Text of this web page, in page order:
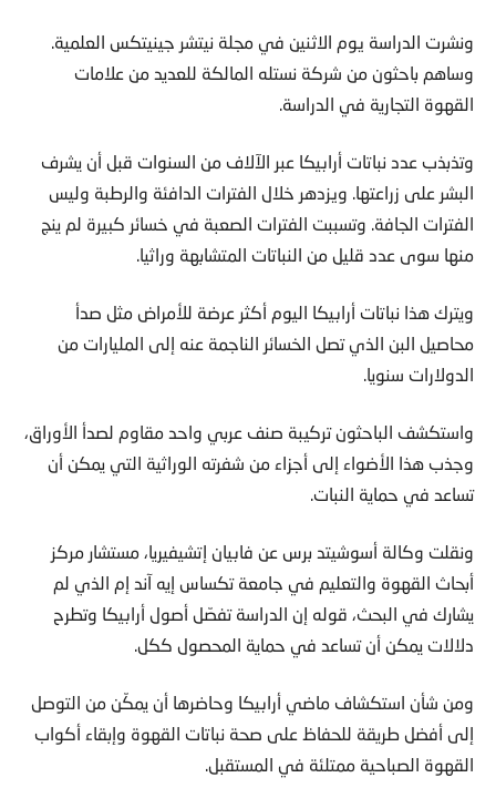
ونشرت الدراسة يوم الاثنين في مجلة نيتشر جينيتكس العلمية.
وساهم باحثون من شركة نستله المالكة للعديد من علامات
القهوة التجارية في الدراسة.
وتذبذب عدد نباتات أرابيكا عبر الآلاف من السنوات قبل أن يشرف
البشر على زراعتها. ويزدهر خلال الفترات الدافئة والرطبة وليس
الفترات الجافة. وتسببت الفترات الصعبة في خسائر كبيرة لم ينج
منها سوى عدد قليل من النباتات المتشابهة وراثيا.
ويترك هذا نباتات أرابيكا اليوم أكثر عرضة للأمراض مثل صدأ
محاصيل البن الذي تصل الخسائر الناجمة عنه إلى المليارات من
الدولارات سنويا.
واستكشف الباحثون تركيبة صنف عربي واحد مقاوم لصدأ الأوراق،
وجذب هذا الأضواء إلى أجزاء من شفرته الوراثية التي يمكن أن
تساعد في حماية النبات.
ونقلت وكالة أسوشيتد برس عن فابيان إتشيفيريا، مستشار مركز
أبحاث القهوة والتعليم في جامعة تكساس إيه آند إم الذي لم
يشارك في البحث، قوله إن الدراسة تفصّل أصول أرابيكا وتطرح
دلالات يمكن أن تساعد في حماية المحصول ككل.
ومن شأن استكشاف ماضي أرابيكا وحاضرها أن يمكّن من التوصل
إلى أفضل طريقة للحفاظ على صحة نباتات القهوة وإبقاء أكواب
القهوة الصباحية ممتلئة في المستقبل.